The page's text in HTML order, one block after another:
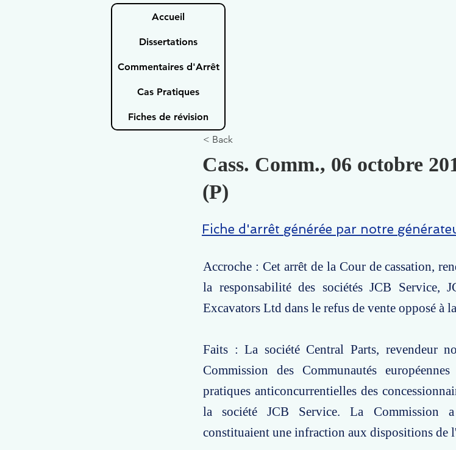
Accueil
Dissertations
Commentaires d'Arrêt
Cas Pratiques
Fiches de révision
< Back
Cass. Comm., 06 octobre
(P)
Fiche d'arrêt générée par notre
Accroche : Cet arrêt de la Cour de cassation,
la responsabilité des sociétés JCB Service,
Excavators Ltd dans le refus de vente opposé à
Faits : La société Central Parts, revendeur
Commission des Communautés
pratiques anticoncurrentielles des
la société JCB Service. La Commission
constituaient une infraction aux dispositions de